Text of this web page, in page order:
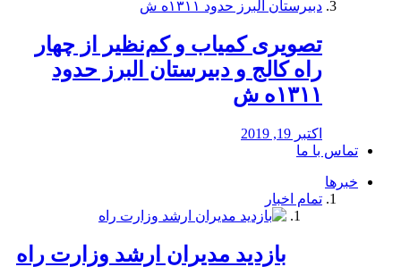
️تصویری کمیاب و کم‌نظیر از چهار
راه كالج و دبيرستان البرز حدود
۱۳۱۱ه ش
اکتبر 19, 2019
تماس با ما
خبرها
تمام اخبار
بازدید مدیران ارشد وزارت راه